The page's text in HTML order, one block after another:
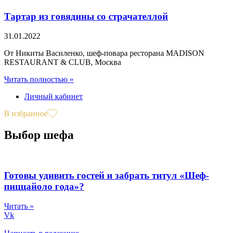
Тартар из говядины со страчателлой
31.01.2022
От Никиты Василенко, шеф-повара ресторана MADISON
RESTAURANT & CLUB, Москва
Читать полностью »
Личный кабинет
В избранное
Выбор шефа
Готовы удивить гостей и забрать титул «Шеф-
пиццайоло года»?
Читать »
Vk